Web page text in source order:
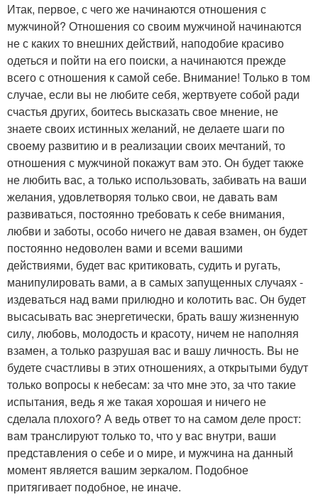
Итак, первое, с чего же начинаются отношения с
мужчиной? Отношения со своим мужчиной начинаются
не с каких то внешних действий, наподобие красиво
одеться и пойти на его поиски, а начинаются прежде
всего с отношения к самой себе. Внимание! Только в том
случае, если вы не любите себя, жертвуете собой ради
счастья других, боитесь высказать свое мнение, не
знаете своих истинных желаний, не делаете шаги по
своему развитию и в реализации своих мечтаний, то
отношения с мужчиной покажут вам это. Он будет также
не любить вас, а только использовать, забивать на ваши
желания, удовлетворяя только свои, не давать вам
развиваться, постоянно требовать к себе внимания,
любви и заботы, особо ничего не давая взамен, он будет
постоянно недоволен вами и всеми вашими
действиями, будет вас критиковать, судить и ругать,
манипулировать вами, а в самых запущенных случаях -
издеваться над вами прилюдно и колотить вас. Он будет
высасывать вас энергетически, брать вашу жизненную
силу, любовь, молодость и красоту, ничем не наполняя
взамен, а только разрушая вас и вашу личность. Вы не
будете счастливы в этих отношениях, а открытыми будут
только вопросы к небесам: за что мне это, за что такие
испытания, ведь я же такая хорошая и ничего не
сделала плохого? А ведь ответ то на самом деле прост:
вам транслируют только то, что у вас внутри, ваши
представления о себе и о мире, и мужчина на данный
момент является вашим зеркалом. Подобное
притягивает подобное, не иначе.